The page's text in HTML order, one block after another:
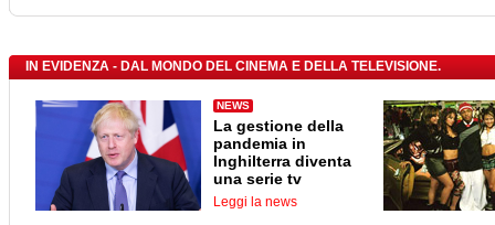
IN EVIDENZA - DAL MONDO DEL CINEMA E DELLA TELEVISIONE.
NEWS
La gestione della
pandemia in
Inghilterra diventa
una serie tv
Leggi la news